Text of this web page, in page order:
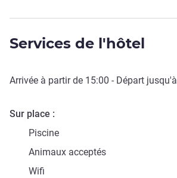
Services de l'hôtel
Arrivée à partir de 15:00 - Départ jusqu'à
Sur place
Piscine
Animaux acceptés
Wifi